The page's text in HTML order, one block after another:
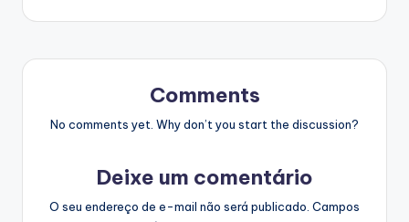
Comments
No comments yet. Why don’t you start the discussion?
Deixe um comentário
O seu endereço de e-mail não será publicado. Campos